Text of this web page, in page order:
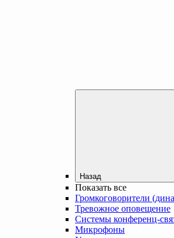
Назад
Показать все
Громкоговорители
Тревожное оповещение
Системы конференц-
Микрофоны